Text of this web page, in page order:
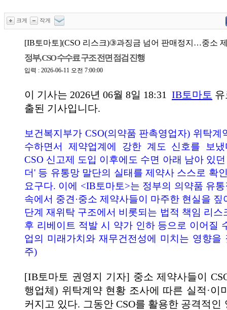
크게 작게
[IB토마토](CSO 리스크)③과징금 넘어 판매정지…중소
정부, CSO 수수료 구조 전면 점검 진행
입력 : 2026-06-11 오전 7:00:00
이 기사는 2026년 06월 8일 18:31 IB토마토
출된 기사입니다.
보건복지부가 CSO(의약품 판촉영업자) 위탁계
수하면서 제약업계에 강한 계도 신호를 보
CSO 신고제 도입 이후에도 수면 아래 남아 있
더' 등 유통망 말단의 실태를 제약사 스스로 확
요구다. 이에 <IB토마토>는 정부의 의약품 유
속에서 중견·중소 제약사들이 마주한 현실을
단계 재위탁 구조에서 비롯되는 법적 책임 리스
후 리베이트 적발 시 약가 인하 등으로 이어질
업의 미래가치와 재무건전성에 미치는 영향을
주)
[IB토마토 권영지 기자] 중소 제약사들이
행업체) 위탁계약 현황 조사에 따른 실적·이
커지고 있다. 그동안 CSO를 활용한 공격적인